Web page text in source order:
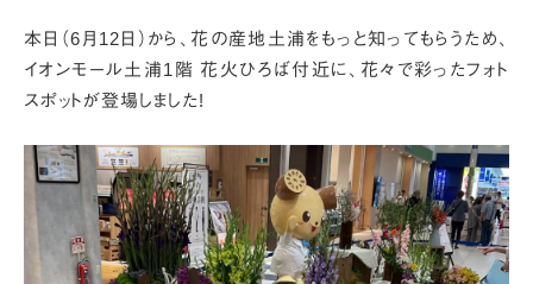
本日（6月12日）から、花の産地土浦をもっと知ってもらうため、
イオンモール土浦1階 花火ひろば付近に、花々で彩ったフォト
スポットが登場しました!